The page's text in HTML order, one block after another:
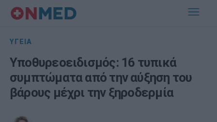
ΥΓΕΙΑ
Υποθυρεοειδισμός: 16 τυπικά
συμπτώματα από την αύξηση του
βάρους μέχρι την ξηροδερμία